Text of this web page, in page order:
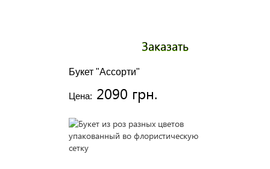
Букет "Ассорти"
Цена: 2090 грн.
Заказать